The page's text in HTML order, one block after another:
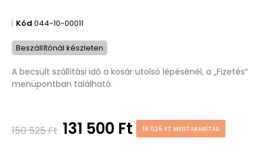
Kód 044-10-00011
Beszállítónál készleten
A becsült szállítási idő a kosár utolsó lépésénél, a „Fizetés“
menüpontban található.
150 525 Ft 131 500 Ft 19 025 FT MEGTAKARÍTÁS